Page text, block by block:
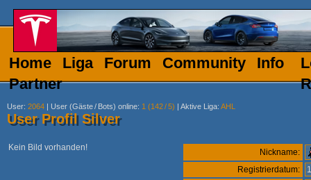
Home Liga Forum Community
Info
Partner
User: 2064 | User (Gäste/ Bots) online: 1 (142/5) | Aktive Liga: AHL
User Profil Silver
Kein Bild vorhanden!
Nickname:
Registrierdatum: